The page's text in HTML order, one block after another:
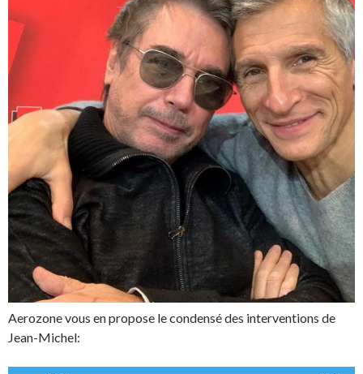
Aerozone vous en propose le condensé des interventions de
Jean-Michel: